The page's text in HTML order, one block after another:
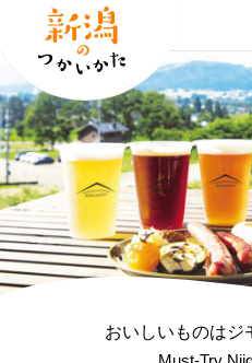
おいしいものはジ